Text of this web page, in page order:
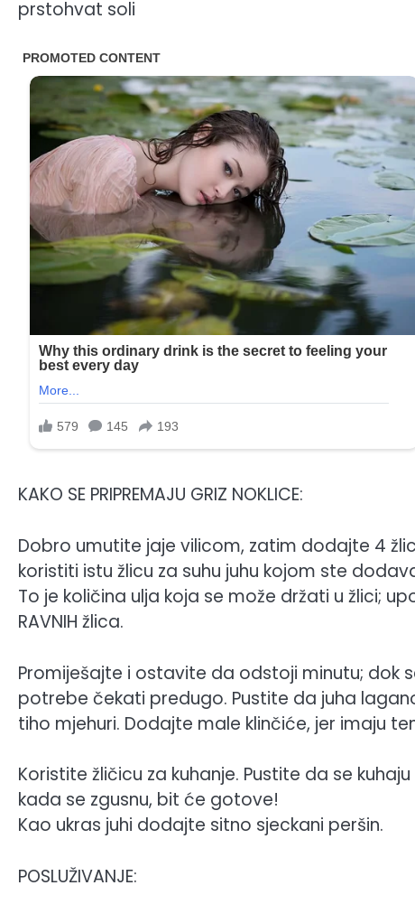
prstohvat soli
KAKO SE PRIPREMAJU GRIZ NOKLICE:
Dobro umutite jaje vilicom, zatim dodajte 4
koristiti istu žlicu za suhu juhu kojom ste
To je količina ulja koja se može držati u žlici;
RAVNIH žlica.
Promiješajte i ostavite da odstoji minutu; dok
potrebe čekati predugo. Pustite da juha
tiho mjehuri. Dodajte male klinčiće, jer imaju
Koristite žličicu za kuhanje. Pustite da se
kada se zgusnu, bit će gotove!
Kao ukras juhi dodajte sitno sjeckani peršin.
POSLUŽIVANJE: